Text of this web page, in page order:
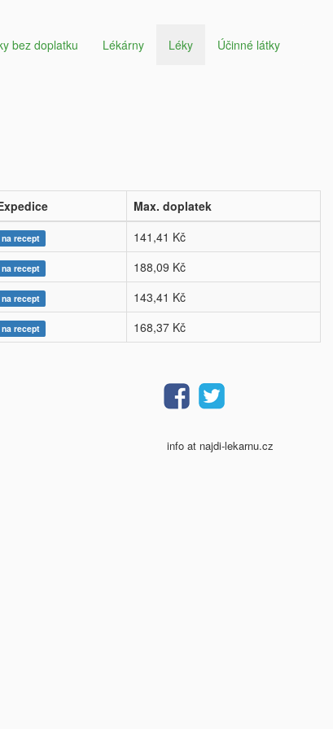
bez doplatku Lékárny Léky Účinné látky
Max. doplatek
na recept
141,41 Kč
na recept
188,09 Kč
na recept
143,41 Kč
na recept 168,37 Kč
info at najdi-lekarnu.cz